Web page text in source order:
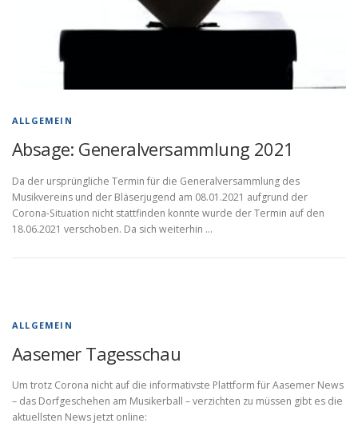
ALLGEMEIN
Absage: Generalversammlung 2021
Da der ursprüngliche Termin für die Generalversammlung des
Musikvereins und der Bläserjugend am 08.01.2021 aufgrund der
Corona-Situation nicht stattfinden konnte wurde der Termin auf den
18.06.2021 verschoben. Da sich weiterhin …
ALLGEMEIN
Aasemer Tagesschau
Um trotz Corona nicht auf die informativste Plattform für Aasemer News
– das Dorfgeschehen am Musikerball – verzichten zu müssen gibt es die
aktuellsten News jetzt online: